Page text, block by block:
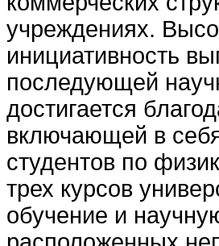
учреждениях.
инициативность
последующей
достигается
включающей в
студентов по
трех курсов
обучение и